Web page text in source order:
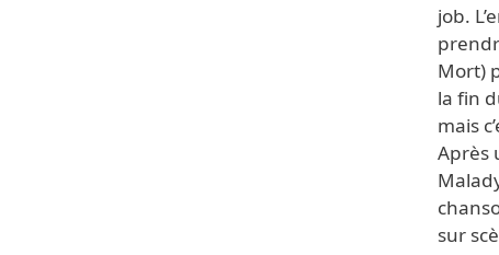
job.
Mort)
la fin
mais
Après
sur